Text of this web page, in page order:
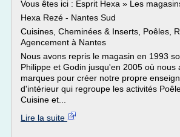
Vous êtes ici : Esprit Hexa » Les
Hexa Rezé - Nantes Sud
Cuisines, Cheminées & Inserts, Poêles,
Agencement à Nantes
Nous avons repris le magasin en 1993
Philippe et Godin jusqu'en 2005 où nous
marques pour créer notre propre
d'intérieur qui regroupe les activités
Cuisine et...
Lire la suite